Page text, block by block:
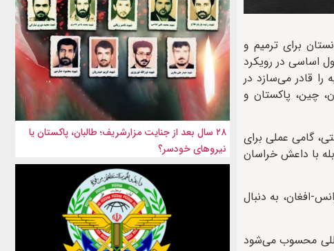
برای ترمیم و
اساسی در رویکرد
قادر می‌سازد در
چین، پاکستان و
سازمان‌های تروریستی، گامی عملی برای
با داعش خراسان
افغان، به دنبال
محسوب می‌شود
۲۸ سال بعد از جنایت مزارشریف؛ طالبان، پاکستان یا
نیروهای خودسر؟